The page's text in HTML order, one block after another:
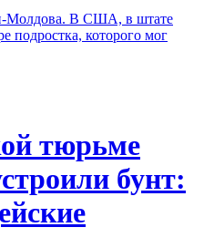
В США, в штате
подростка, которого мог
тюрьме
бунт: